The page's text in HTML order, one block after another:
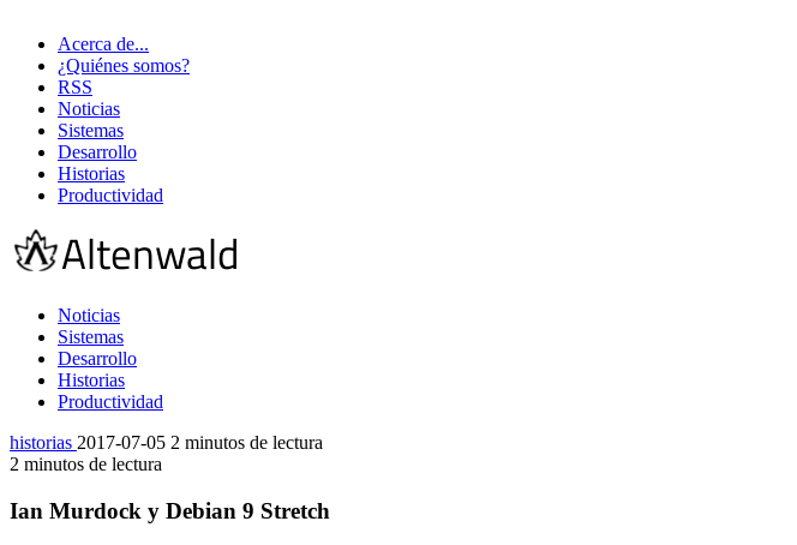
Acerca de...
¿Quiénes somos?
RSS
Noticias
Sistemas
Desarrollo
Historias
Productividad
Noticias
Sistemas
Desarrollo
Historias
Productividad
historias 2017-07-05 2 minutos de lectura
2 minutos de lectura
Ian Murdock y Debian 9 Stretch